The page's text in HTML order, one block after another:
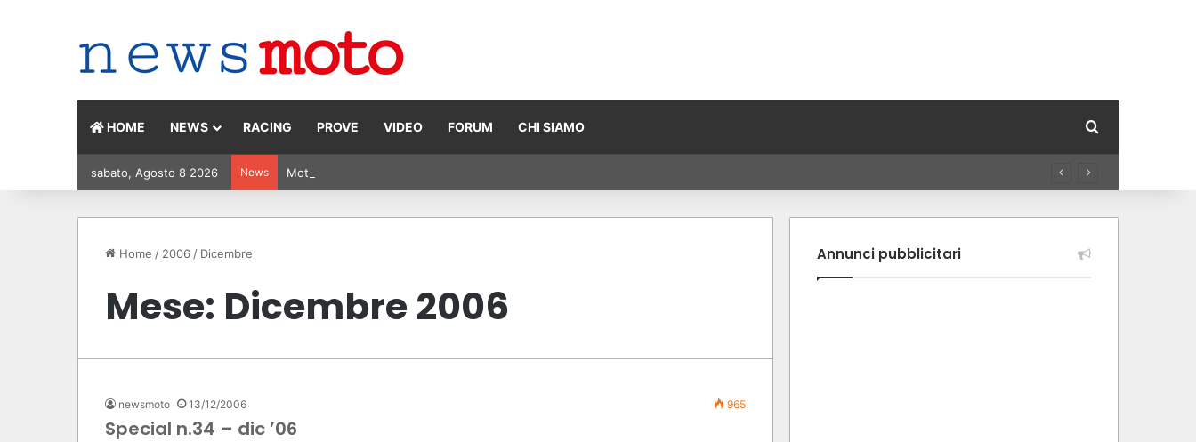
HOME NEWS RACING PROVE VIDEO FORUM CHI SIAMO Cerca per
sabato, Agosto 8 2026 News MotoGP Olanda 2026: Ogura vince ad Assen, risultati e classifica della gara
Home / 2006 / Dicembre
Mese: Dicembre 2006
newsmoto 13/12/2006 965
Special n.34 – dic ’06
Annunci pubblicitari